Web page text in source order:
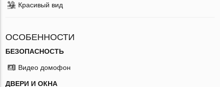
Красивый вид
ОСОБЕННОСТИ
БЕЗОПАСНОСТЬ
Видео домофон
ДВЕРИ И ОКНА